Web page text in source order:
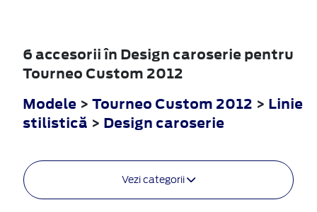
6 accesorii în Design caroserie pentru
Tourneo Custom 2012
Modele > Tourneo Custom 2012 > Linie
stilistică > Design caroserie
Vezi categorii